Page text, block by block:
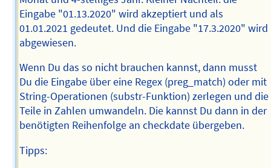
Eingabe "01.13.2020" wird akzeptiert und als
01.01.2021 gedeutet. Und die Eingabe "17.3.2020" wird
abgewiesen.
Wenn Du das so nicht brauchen kannst, dann musst
Du die Eingabe über eine Regex (preg_match) oder mit
String-Operationen (substr-Funktion) zerlegen und die
Teile in Zahlen umwandeln. Die kannst Du dann in der
benötigten Reihenfolge an checkdate übergeben.
Tipps: